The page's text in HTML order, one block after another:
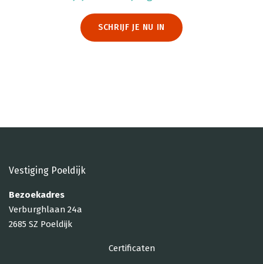
SCHRIJF JE NU IN
Vestiging Poeldijk
Bezoekadres
Verburghlaan 24a
2685 SZ Poeldijk
Certificaten